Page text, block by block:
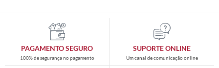
PAGAMENTO SEGURO
100% de segurança no pagamento
SUPORTE ONLINE
Um canal de comunicação online